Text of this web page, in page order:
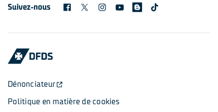
Suivez-nous
Dénonciateur
Politique en matière de cookies